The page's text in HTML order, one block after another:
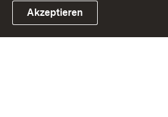
Akzeptieren